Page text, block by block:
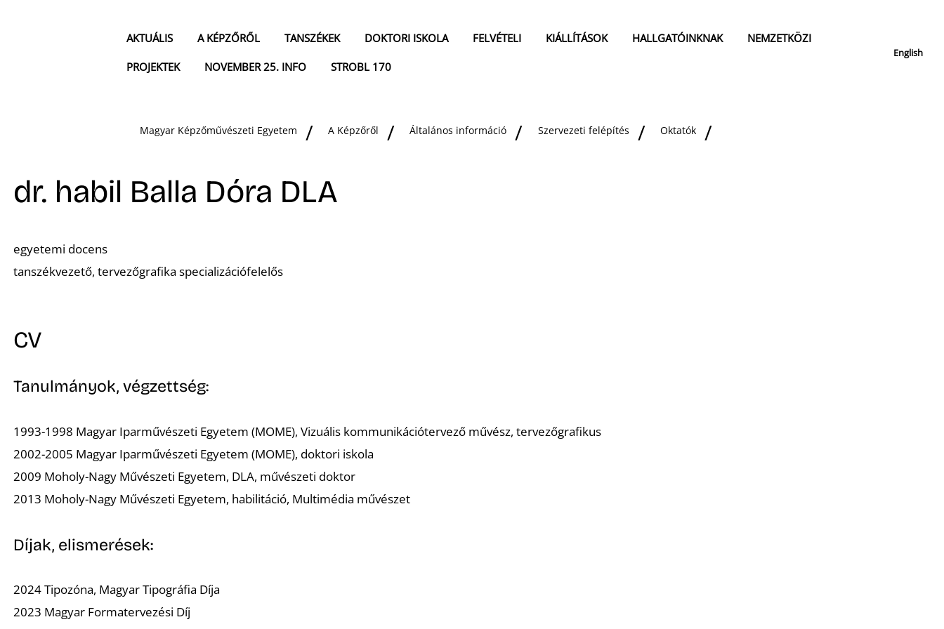
AKTUÁLIS A KÉPZŐRŐL TANSZÉKEK DOKTORI ISKOLA FELVÉTELI KIÁLLÍTÁSOK HALLGATÓINKNAK
NEMZETKÖZI
PROJEKTEK
NOVEMBER 25. INFO STROBL 170
English
Magyar Képzőművészeti Egyetem A Képzőről Általános információ Szervezeti felépítés Oktatók
dr. habil Balla Dóra DLA
egyetemi docens
tanszékvezető, tervezőgrafika specializációfelelős
CV
Tanulmányok, végzettség:
1993-1998 Magyar Iparművészeti Egyetem (MOME), Vizuális kommunikációtervező művész, tervezőgrafikus
2002-2005 Magyar Iparművészeti Egyetem (MOME), doktori iskola
2009 Moholy-Nagy Művészeti Egyetem, DLA, művészeti doktor
2013 Moholy-Nagy Művészeti Egyetem, habilitáció, Multimédia művészet
Díjak, elismerések:
2024 Tipozóna, Magyar Tipográfia Díja
2023 Magyar Formatervezési Díj